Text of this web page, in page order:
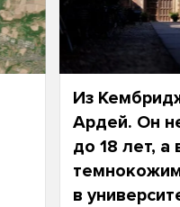
Из
Ардей. Он
до 18 лет,
в